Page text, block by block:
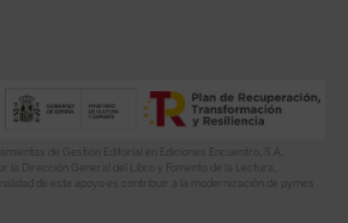
de Gestión Editorial en Ediciones Encuentro, S.A.
la Dirección General del Libro y Fomento de la Lectura,
de este apoyo es contribuir a la modernización de pymes